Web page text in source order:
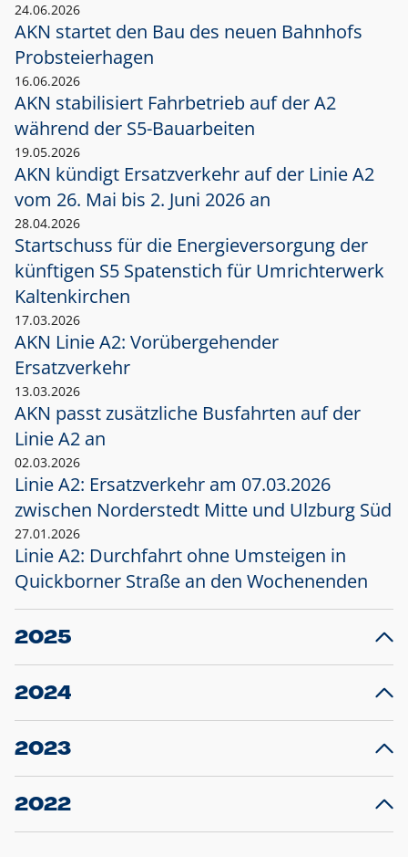
24.06.2026
AKN startet den Bau des neuen Bahnhofs
Probsteierhagen
16.06.2026
AKN stabilisiert Fahrbetrieb auf der A2
während der S5-Bauarbeiten
19.05.2026
AKN kündigt Ersatzverkehr auf der Linie A2
vom 26. Mai bis 2. Juni 2026 an
28.04.2026
Startschuss für die Energieversorgung der
künftigen S5 Spatenstich für Umrichterwerk
Kaltenkirchen
17.03.2026
AKN Linie A2: Vorübergehender
Ersatzverkehr
13.03.2026
AKN passt zusätzliche Busfahrten auf der
Linie A2 an
02.03.2026
Linie A2: Ersatzverkehr am 07.03.2026
zwischen Norderstedt Mitte und Ulzburg Süd
27.01.2026
Linie A2: Durchfahrt ohne Umsteigen in
Quickborner Straße an den Wochenenden
2025
23.12.2025
Projekt S5: Start der Bauarbeiten am
2024
10.12.2024
Großprojekt S5: Sperrung der Bahnstraße in
2023
20.12.2023
Schleswig-Holstein verlängert den
2022
22.12.2022